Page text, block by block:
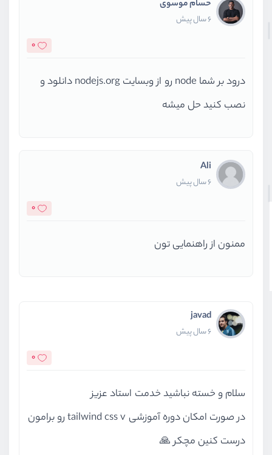
حسام موسوی
6 سال پیش
0
درود بر شما node رو از وبسایت nodejs.org دانلود و
نصب کنید حل میشه
Ali
6 سال پیش
0
ممنون از راهنمایی تون
javad
6 سال پیش
0
سلام و خسته نباشید خدمت استاد عزیز
در صورت امکان دوره آموزشی tailwind css v رو برامون
درست کنین مچکر 🙏